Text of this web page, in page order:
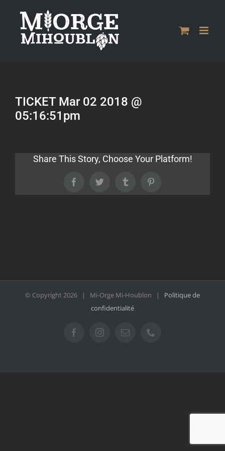
contenu
TICKET Mar 02 2018 @
05:16:51pm
Share This Story, Choose Your Platform!
FacebookTwitter Tumblr
© Copyright2026 | Mi-Orge Mi-Houblon | Politique de
confidentialité
FacebookInstagramEmail